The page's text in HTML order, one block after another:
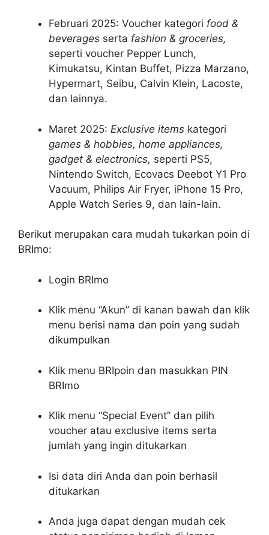
Februari 2025: Voucher kategori food &
beverages serta fashion & groceries,
seperti voucher Pepper Lunch,
Kimukatsu, Kintan Buffet, Pizza Marzano,
Hypermart, Seibu, Calvin Klein, Lacoste,
dan lainnya.
Maret 2025: Exclusive items kategori
games & hobbies, home appliances,
gadget & electronics, seperti PS5,
Nintendo Switch, Ecovacs Deebot Y1 Pro
Vacuum, Philips Air Fryer, iPhone 15 Pro,
Apple Watch Series 9, dan lain-lain.
Berikut merupakan cara mudah tukarkan poin di
BRImo:
Login BRImo
Klik menu “Akun” di kanan bawah dan klik
menu berisi nama dan poin yang sudah
dikumpulkan
Klik menu BRIpoin dan masukkan PIN
BRImo
Klik menu “Special Event” dan pilih
voucher atau exclusive items serta
jumlah yang ingin ditukarkan
Isi data diri Anda dan poin berhasil
ditukarkan
Anda juga dapat dengan mudah cek